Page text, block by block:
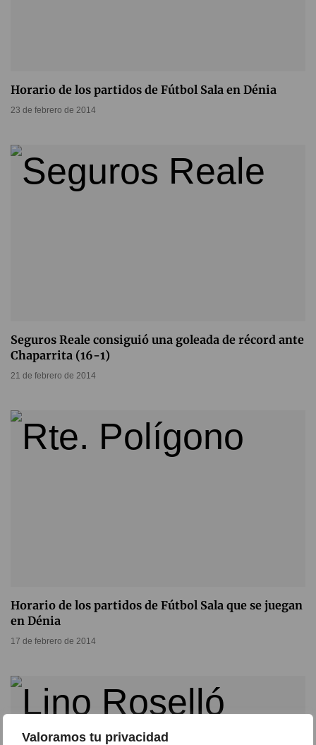
Valoramos tu privacidad
Horario de los partidos de Fútbol Sala en Dénia
23 de febrero de 2014
Seguros Reale consiguió una goleada de récord ante
Chaparrita (16-1)
21 de febrero de 2014
Horario de los partidos de Fútbol Sala que se juegan
en Dénia
17 de febrero de 2014